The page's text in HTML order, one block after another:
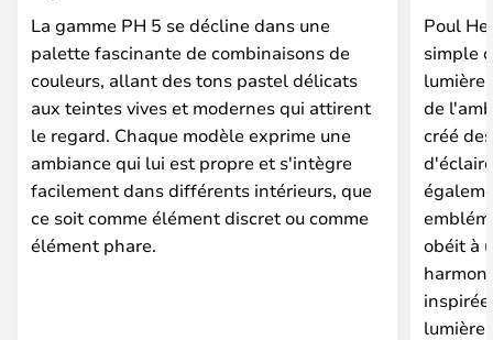
La gamme PH 5 se décline dans une
palette fascinante de combinaisons de
couleurs, allant des tons pastel délicats
aux teintes vives et modernes qui attirent
le regard. Chaque modèle exprime une
ambiance qui lui est propre et s'intègre
facilement dans différents intérieurs, que
ce soit comme élément discret ou comme
élément phare.
Poul
simple
de
créé
obéit à
lumière